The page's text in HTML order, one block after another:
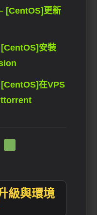
[CentOS]更新
安裝
在VPS
級與環境